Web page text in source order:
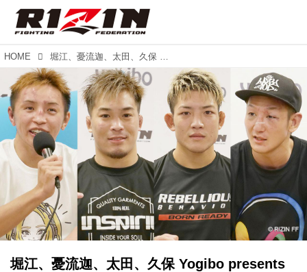
HOME 堀江、憂流迦、太田、久保 Yogibo presents RIZIN.30 試合後インタビュー vol.4
堀江、憂流迦、太田、久保 Yogibo presents